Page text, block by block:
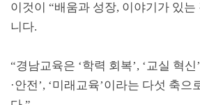
이것이 “배움과 성장, 이야기가 있는
니다.
“경남교육은 ‘학력 회복’, ‘교실 혁신
·안전’, ‘미래교육’이라는 다섯 축으